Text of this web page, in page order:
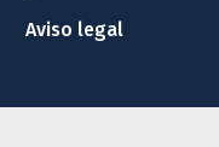
Aviso legal